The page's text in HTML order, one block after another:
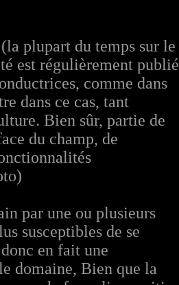
plupart du temps sur le
est régulièrement publié
comme dans
dans ce cas, tant
Bien sûr, partie de
du champ, de
par une ou plusieurs
susceptibles de se
en fait une
domaine, Bien que la